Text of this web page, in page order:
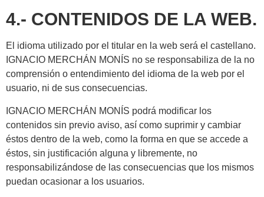
4.- CONTENIDOS DE LA WEB.
El idioma utilizado por el titular en la web será el castellano.
IGNACIO MERCHÁN MONÍS no se responsabiliza de la no
comprensión o entendimiento del idioma de la web por el
usuario, ni de sus consecuencias.
IGNACIO MERCHÁN MONÍS podrá modificar los
contenidos sin previo aviso, así como suprimir y cambiar
éstos dentro de la web, como la forma en que se accede a
éstos, sin justificación alguna y libremente, no
responsabilizándose de las consecuencias que los mismos
puedan ocasionar a los usuarios.